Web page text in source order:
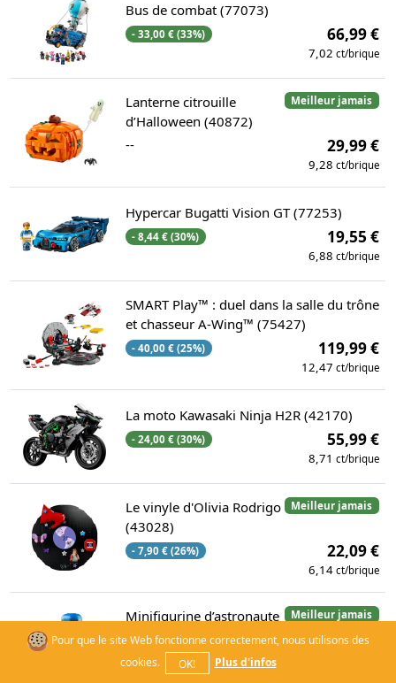
Bus de combat (77073)
- 33,00 € (33%) 66,99 €
7,02 ct/brique
Meilleur jamais
Lanterne citrouille
d’Halloween (40872)
--
29,99 €
9,28 ct/brique
Hypercar Bugatti Vision GT (77253)
- 8,44 € (30%) 19,55 €
6,88 ct/brique
SMART Play™ : duel dans la salle du trône
et chasseur A-Wing™ (75427)
- 40,00 € (25%) 119,99 €
12,47 ct/brique
La moto Kawasaki Ninja H2R (42170)
- 24,00 € (30%) 55,99 €
8,71 ct/brique
Meilleur jamais
Le vinyle d'Olivia Rodrigo
(43028)
- 7,90 € (26%) 22,09 €
6,14 ct/brique
Meilleur jamais
Minifigurine d’astronaute
bleu grand format (40921)
--
Pour que le site Web fonctionne correctement, nous utilisons des
cookies.
OK! Plus d'infos